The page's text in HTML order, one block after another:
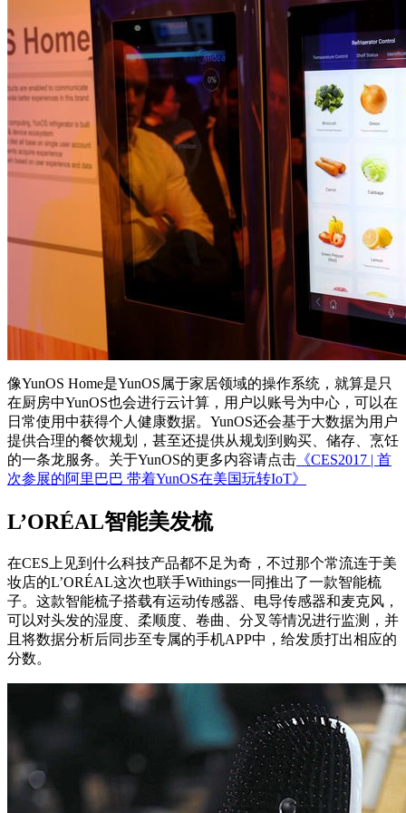
像YunOS Home是YunOS属于家居领域的操作系统，就算是只
在厨房中YunOS也会进行云计算，用户以账号为中心，可以在
日常使用中获得个人健康数据。YunOS还会基于大数据为用户
提供合理的餐饮规划，甚至还提供从规划到购买、储存、烹饪
的一条龙服务。关于YunOS的更多内容请点击 《CES2017 | 首
次参展的阿里巴巴 带着YunOS在美国玩转IoT》
L’ORÉAL智能美发梳
在CES上见到什么科技产品都不足为奇，不过那个常流连于美
妆店的L’ORÉAL这次也联手Withings一同推出了一款智能梳
子。这款智能梳子搭载有运动传感器、电导传感器和麦克风，
可以对头发的湿度、柔顺度、卷曲、分叉等情况进行监测，并
且将数据分析后同步至专属的手机APP中，给发质打出相应的
分数。